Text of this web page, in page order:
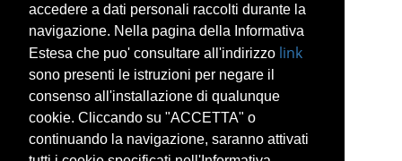
accedere a dati personali raccolti durante la
navigazione. Nella pagina della Informativa
Estesa che puo' consultare all'indirizzo link
sono presenti le istruzioni per negare il
consenso all'installazione di qualunque
cookie. Cliccando su "ACCETTA" o
continuando la navigazione, saranno attivati